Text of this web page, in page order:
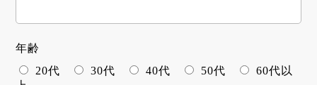
年齢
20代
30代 40代 50代
60代以